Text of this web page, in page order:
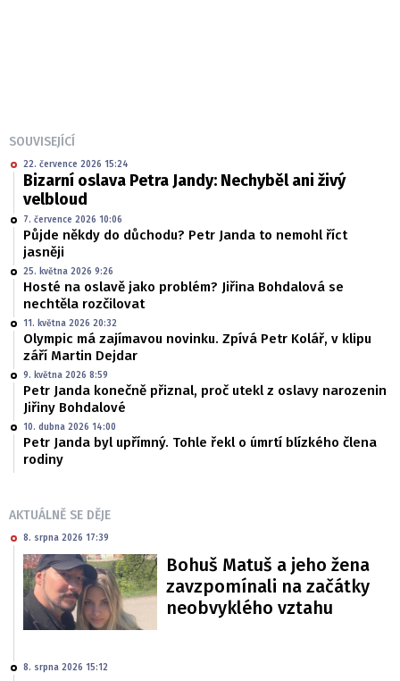
SOUVISEJÍCÍ
22. července 2026 15:24
Bizarní oslava Petra Jandy: Nechyběl ani živý
velbloud
7. července 2026 10:06
Půjde někdy do důchodu? Petr Janda to nemohl říct
jasněji
25. května 2026 9:26
Hosté na oslavě jako problém? Jiřina Bohdalová se
nechtěla rozčilovat
11. května 2026 20:32
Olympic má zajímavou novinku. Zpívá Petr Kolář, v klipu
září Martin Dejdar
9. května 2026 8:59
Petr Janda konečně přiznal, proč utekl z oslavy narozenin
Jiřiny Bohdalové
10. dubna 2026 14:00
Petr Janda byl upřímný. Tohle řekl o úmrtí blízkého člena
rodiny
AKTUÁLNĚ SE DĚJE
8. srpna 2026 17:39
Bohuš Matuš a jeho žena
zavzpomínali na začátky
neobvyklého vztahu
8. srpna 2026 15:12